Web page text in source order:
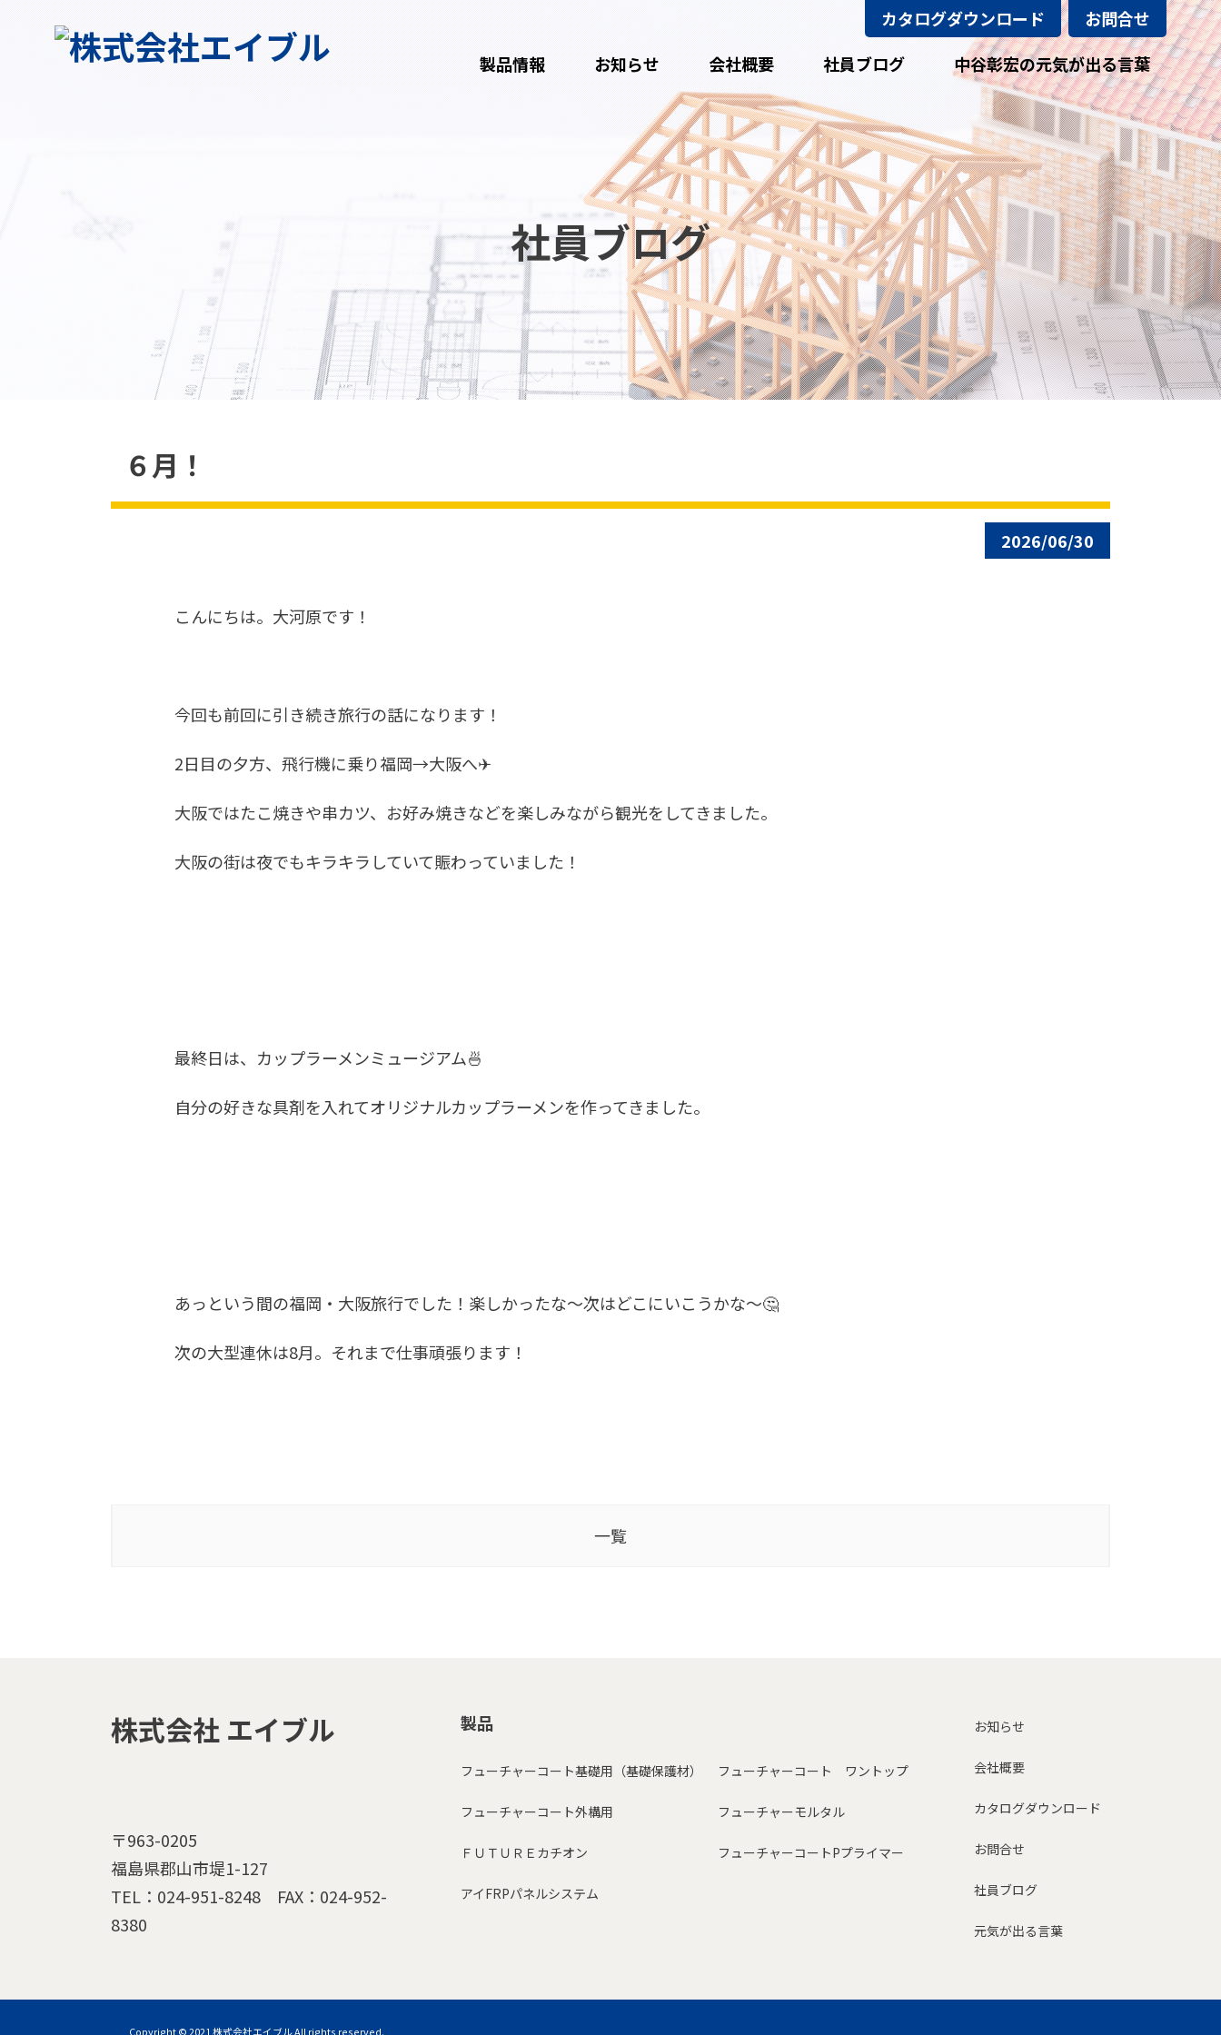
製品情報 お知らせ 会社概要 社員ブログ 中谷彰宏の元気が出る言葉
カタログダウンロード お問合せ
社員ブログ
６月！
2026/06/30
こんにちは。大河原です！
今回も前回に引き続き旅行の話になります！
2日目の夕方、飛行機に乗り福岡→大阪へ✈
大阪ではたこ焼きや串カツ、お好み焼きなどを楽しみながら観光をしてきました。
大阪の街は夜でもキラキラしていて賑わっていました！
最終日は、カップラーメンミュージアム🍜
自分の好きな具剤を入れてオリジナルカップラーメンを作ってきました。
あっという間の福岡・大阪旅行でした！楽しかったな～次はどこにいこうかな～🤔
次の大型連休は8月。それまで仕事頑張ります！
一覧
株式会社 エイブル
〒963-0205
福島県郡山市堤1-127
TEL： 024-951-8248 FAX：024-952-
8380
製品
フューチャーコート基礎用（基礎保護材） フューチャーコート ワントップ
フューチャーコート外構用 フューチャーモルタル
ＦＵＴＵＲＥカチオン フューチャーコートPプライマー
アイFRPパネルシステム
お知らせ
会社概要
カタログダウンロード
お問合せ
社員ブログ
元気が出る言葉
Copyright © 2021 株式会社エイブル All rights reserved.